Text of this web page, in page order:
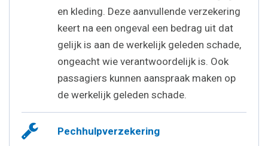
en kleding. Deze aanvullende verzekering
keert na een ongeval een bedrag uit dat
gelijk is aan de werkelijk geleden schade,
ongeacht wie verantwoordelijk is. Ook
passagiers kunnen aanspraak maken op
de werkelijk geleden schade.
Pechhulpverzekering